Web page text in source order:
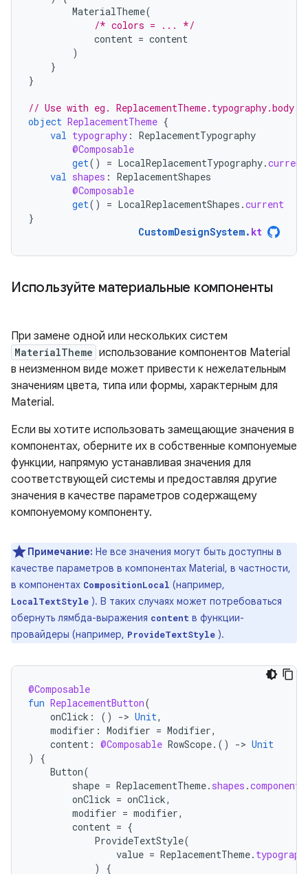
MaterialTheme(
/* colors = ... */
content = content
)
}
}
// Use with eg. ReplacementTheme.typography.body
object ReplacementTheme {
val typography : ReplacementTypography
@Composable
get() = LocalReplacementTypography.current
val shapes : ReplacementShapes
@Composable
get() = LocalReplacementShapes .current
}
CustomDesignSystem. kt
Используйте материальные компоненты
При замене одной или нескольких систем
MaterialTheme использование компонентов Material
в неизменном виде может привести к нежелательным
значениям цвета, типа или формы, характерным для
Material.
Если вы хотите использовать замещающие значения в
компонентах, оберните их в собственные компонуемые
функции, напрямую устанавливая значения для
соответствующей системы и предоставляя другие
значения в качестве параметров содержащему
компонуемому компоненту.
Примечание: Не все значения могут быть доступны в
качестве параметров в компонентах Material, в частности,
в компонентах CompositionLocal (например,
LocalTextStyle ). В таких случаях может потребоваться
обернуть лямбда-выражения content в функции-
провайдеры (например, ProvideTextStyle ).
@Composable
fun ReplacementButton(
onClick : () -> Unit,
modifier : Modifier = Modifier,
content : @Composable RowScope.() -> Unit
)
{
Button(
shape = ReplacementTheme. shapes .component
onClick = onClick,
modifier = modifier,
content = {
ProvideTextStyle(
value = ReplacementTheme.
)
{